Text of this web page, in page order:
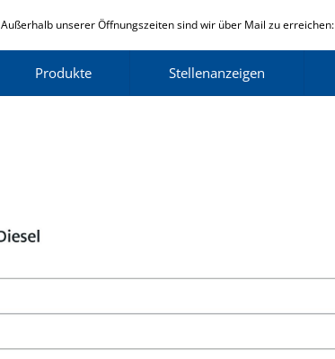
Außerhalb unserer Öffnungszeiten sind wir über Mail zu erreichen:
Produkte Stellenanzeigen